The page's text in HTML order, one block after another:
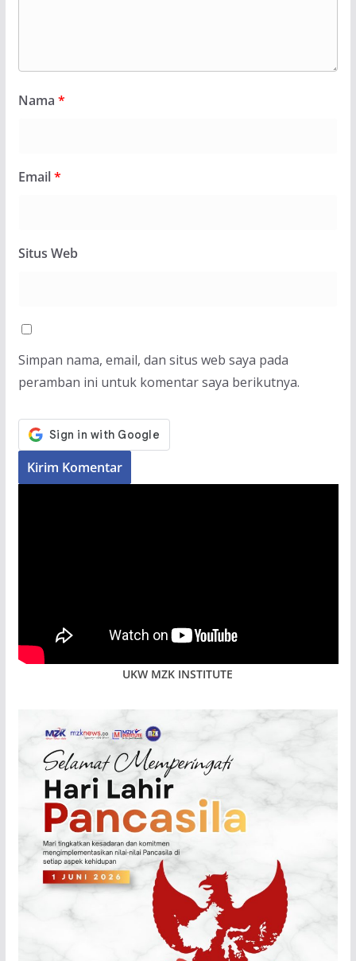
Nama *
Email*
Situs Web
Simpan nama, email, dan situs web saya pada
peramban ini untuk komentar saya berikutnya.
UKW MZK INSTITUTE